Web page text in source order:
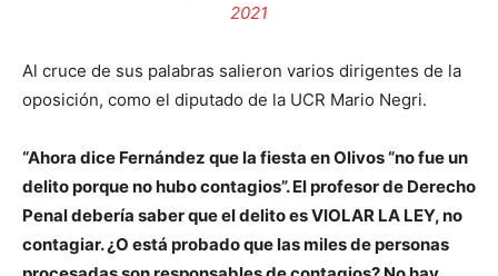
2021
Al cruce de sus palabras salieron varios dirigentes de la
oposición, como el diputado de la UCR Mario Negri.
“Ahora dice Fernández que la fiesta en Olivos “no fue un
delito porque no hubo contagios”. El profesor de Derecho
Penal debería saber que el delito es VIOLAR LA LEY, no
contagiar. ¿O está probado que las miles de personas